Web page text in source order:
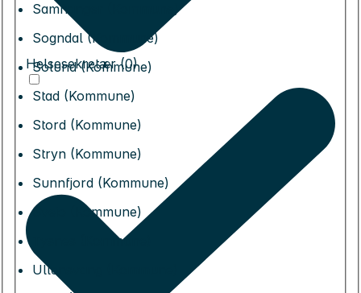
Samnanger (Kommune)
Sogndal (Kommune)
Solund (Kommune)
Stad (Kommune)
Stord (Kommune)
Stryn (Kommune)
Sunnfjord (Kommune)
Sveio (Kommune)
Tysnes (Kommune)
Ullensvang (Kommune)
Helsesekretær (0)